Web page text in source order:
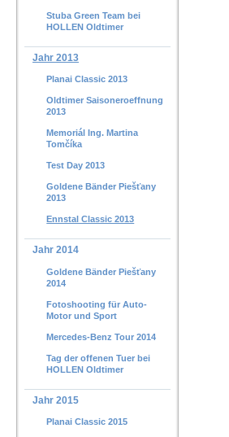
Stuba Green Team bei
HOLLEN Oldtimer
Jahr 2013
Planai Classic 2013
Oldtimer Saisoneroeffnung
2013
Memoriál Ing. Martina
Tomčíka
Test Day 2013
Goldene Bänder Piešťany
2013
Ennstal Classic 2013
Jahr 2014
Goldene Bänder Piešťany
2014
Fotoshooting für Auto-
Motor und Sport
Mercedes-Benz Tour 2014
Tag der offenen Tuer bei
HOLLEN Oldtimer
Jahr 2015
Planai Classic 2015